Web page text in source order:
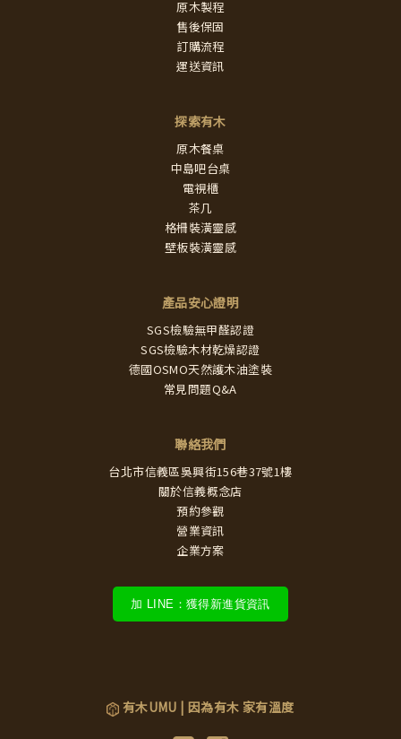
原木製程
售後保固
訂購流程
運送資訊
探索有木
原木餐桌
中島吧台桌
電視櫃
茶几
格柵裝潢靈感
壁板裝潢靈感
產品安心證明
SGS檢驗無甲醛認證
SGS檢驗木材乾燥認證
德國OSMO天然護木油塗裝
常見問題Q&A
聯絡我們
台北市信義區吳興街156巷37號1樓
關於信義概念店
預約參觀
營業資訊
企業方案
加 LINE：獲得新進貨資訊
有木UMU | 因為有木 家有溫度